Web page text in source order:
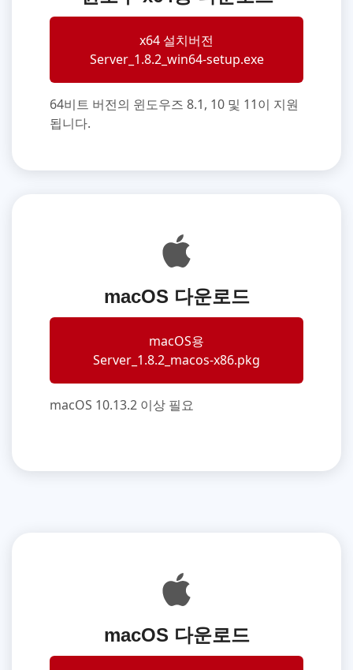
x64 설치버전
Server_1.8.2_win64-setup.exe
64비트 버전의 윈도우즈 8.1, 10 및 11이 지원
됩니다.
macOS 다운로드
macOS용
Server_1.8.2_macos-x86.pkg
macOS 10.13.2 이상 필요
macOS 다운로드